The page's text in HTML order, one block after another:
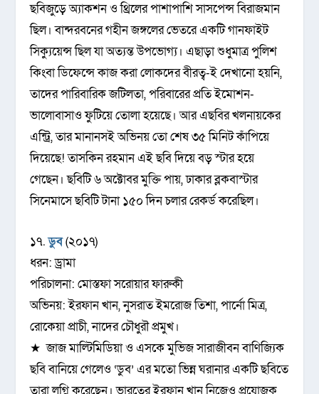
ছবিজুড়ে অ্যাকশন ও থ্রিলের পাশাপাশি সাসপেন্স বিরাজমান
ছিল। বান্দরবনের গহীন জঙ্গলের ভেতরে একটি গানফাইট
সিক্যুয়েন্স ছিল যা অত্যন্ত উপভোগ্য। এছাড়া শুধুমাত্র পুলিশ
কিংবা ডিফেন্সে কাজ করা লোকদের বীরত্ব-ই দেখানো হয়নি,
তাদের পারিবারিক জটিলতা, পরিবারের প্রতি ইমোশন-
ভালোবাসাও ফুটিয়ে তোলা হয়েছে। আর এছবির খলনায়কের
এন্ট্রি, তার মানানসই অভিনয় তো শেষ ৩৫ মিনিট কাঁপিয়ে
দিয়েছে! তাসকিন রহমান এই ছবি দিয়ে বড় স্টার হয়ে
গেছেন। ছবিটি ৬ অক্টোবর মুক্তি পায়, ঢাকার ব্লকবাস্টার
সিনেমাসে ছবিটি টানা ১৫০ দিন চলার রেকর্ড করেছিল।
১৭.ডুব(২০১৭)
ধরন: ড্রামা
পরিচালনা: মোস্তফা সরোয়ার ফারুকী
অভিনয়: ইরফান খান, নুসরাত ইমরোজ তিশা, পার্নো মিত্র,
রোকেয়া প্রাচী, নাদের চৌধুরৗ প্রমুখ।
★ জাজ মাল্টিমিডিয়া ও এসকে মুভিজ সারাজীবন বাণিজ্যিক
ছবি বানিয়ে গেলেও ‘ডুব’ এর মতো ভিন্ন ঘরানার একটি ছবিতে